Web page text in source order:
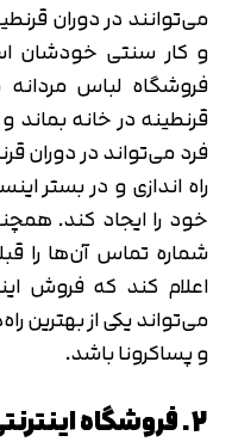
می‌توانند در دوران
و کار سنتی خودشان
فروشگاه لباس
قرنطینه در خانه
فرد می‌تواند در دوران
راه اندازی و در بستر
خود را ایجاد کند.
شماره تماس آن‌ها را
اعلام کند که فروش
می‌تواند یکی از بهترین
و پساکرونا باشد.
2. فروشگاه اینترنتی خود را راه اندازی کنید
کد
متوجه